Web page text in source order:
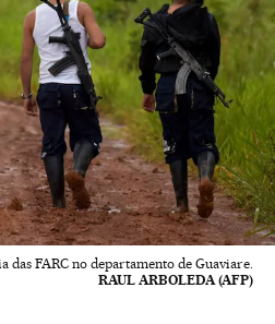
das FARC no departamento de Guaviare.
RAUL ARBOLEDA (AFP)